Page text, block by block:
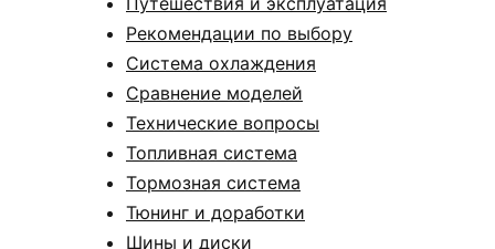
Рекомендации по выбору
Система охлаждения
Сравнение моделей
Технические вопросы
Топливная система
Тормозная система
Тюнинг и доработки
Шины и диски